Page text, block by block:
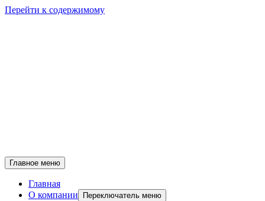
Перейти к содержимому
Главное меню
Главная
О компании
Переключатель меню